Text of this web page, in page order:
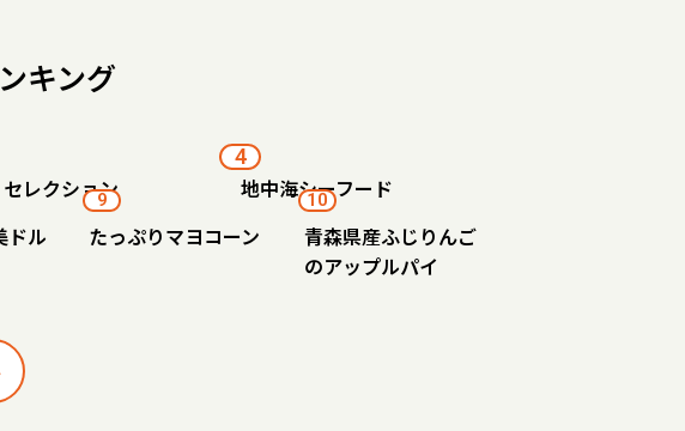
キング
レクション
4
地中海シーフード
ドル
9
たっぷりマヨコーン
10
青森県産ふじりんご
のアップルパイ